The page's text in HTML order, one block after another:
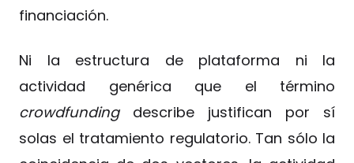
financiación.
Ni la estructura de plataforma ni la
actividad genérica que el término
crowdfundingdescribe justifican por sí
solas el tratamiento regulatorio. Tan sólo la